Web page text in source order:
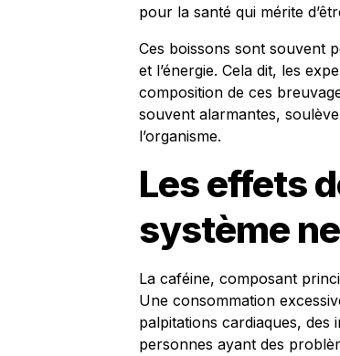
pour la santé qui mérite
Ces boissons sont souvent
et l’énergie. Cela dit, les
composition de ces
souvent alarmantes,
l’organisme.
Les effets
système
La caféine, composant
Une consommation
palpitations cardiaques, des
personnes ayant des